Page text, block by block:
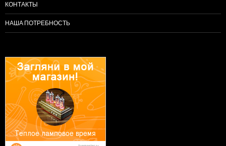
КОНТАКТЫ
НАША ПОТРЕБНОСТЬ